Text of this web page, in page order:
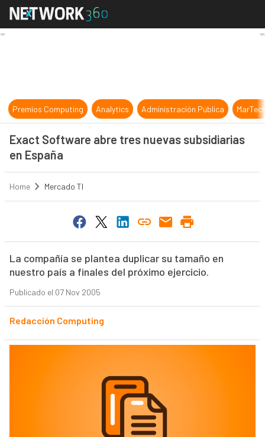
Exact Software abre tres nuevas
Premios Computing Analytics Administración Pública
Exact Software abre tres nuevas subsidiarias
en España
Home Mercado TI
La compañía se plantea duplicar su tamaño en
nuestro país a finales del próximo ejercicio.
Publicado el 07 Nov 2005
Redacción Computing